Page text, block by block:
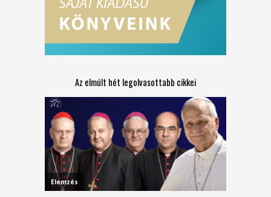
Az elmúlt hét legolvasottabb cikkei